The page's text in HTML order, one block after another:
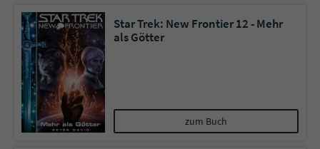
Star Trek: New Frontier 12 - Mehr
als Götter
zum Buch